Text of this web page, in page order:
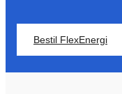
Bestil FlexEnergi